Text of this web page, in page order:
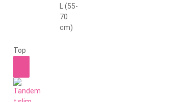
L (55-
70
cm)
Top